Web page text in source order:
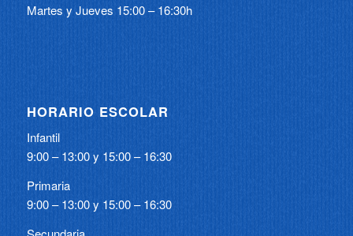
Martes y Jueves 15:00 – 16:30h
HORARIO ESCOLAR
Infantil
9:00 – 13:00 y 15:00 – 16:30
Primaria
9:00 – 13:00 y 15:00 – 16:30